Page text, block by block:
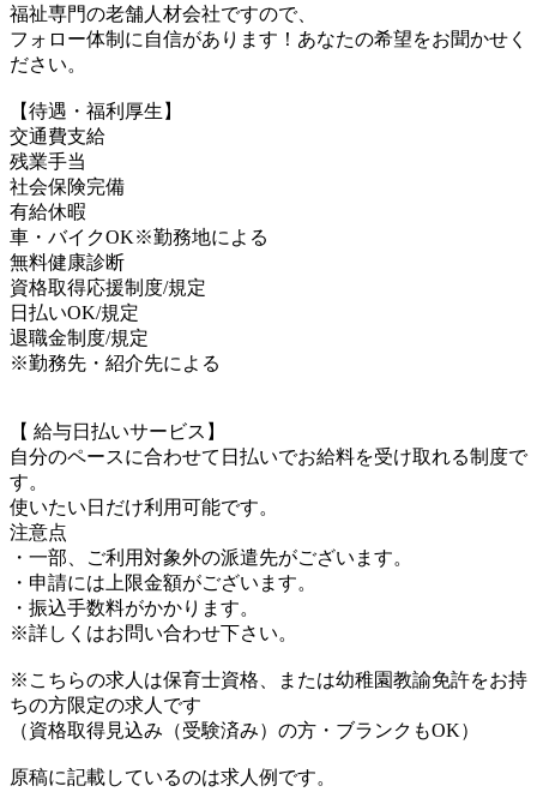
福祉専門の老舗人材会社ですので、
フォロー体制に自信があります！あなたの希望をお聞かせく
ださい。
【待遇・福利厚生】
交通費支給
残業手当
社会保険完備
有給休暇
車・バイクOK※勤務地による
無料健康診断
資格取得応援制度/規定
日払いOK/規定
退職金制度/規定
※勤務先・紹介先による
【 給与日払いサービス】
自分のペースに合わせて日払いでお給料を受け取れる制度で
す。
使いたい日だけ利用可能です。
注意点
・一部、ご利用対象外の派遣先がございます。
・申請には上限金額がございます。
・振込手数料がかかります。
※詳しくはお問い合わせ下さい。
※こちらの求人は保育士資格、または幼稚園教諭免許をお持
ちの方限定の求人です
（資格取得見込み（受験済み）の方・ブランクもOK）
原稿に記載しているのは求人例です。